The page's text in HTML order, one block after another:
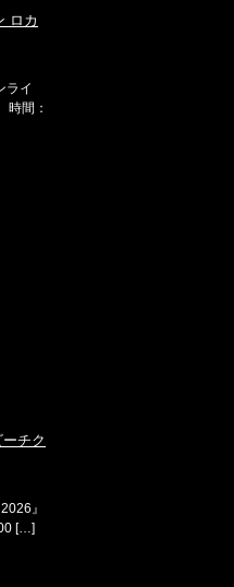
ロカ
ライ
時間：
チク
』
[…]